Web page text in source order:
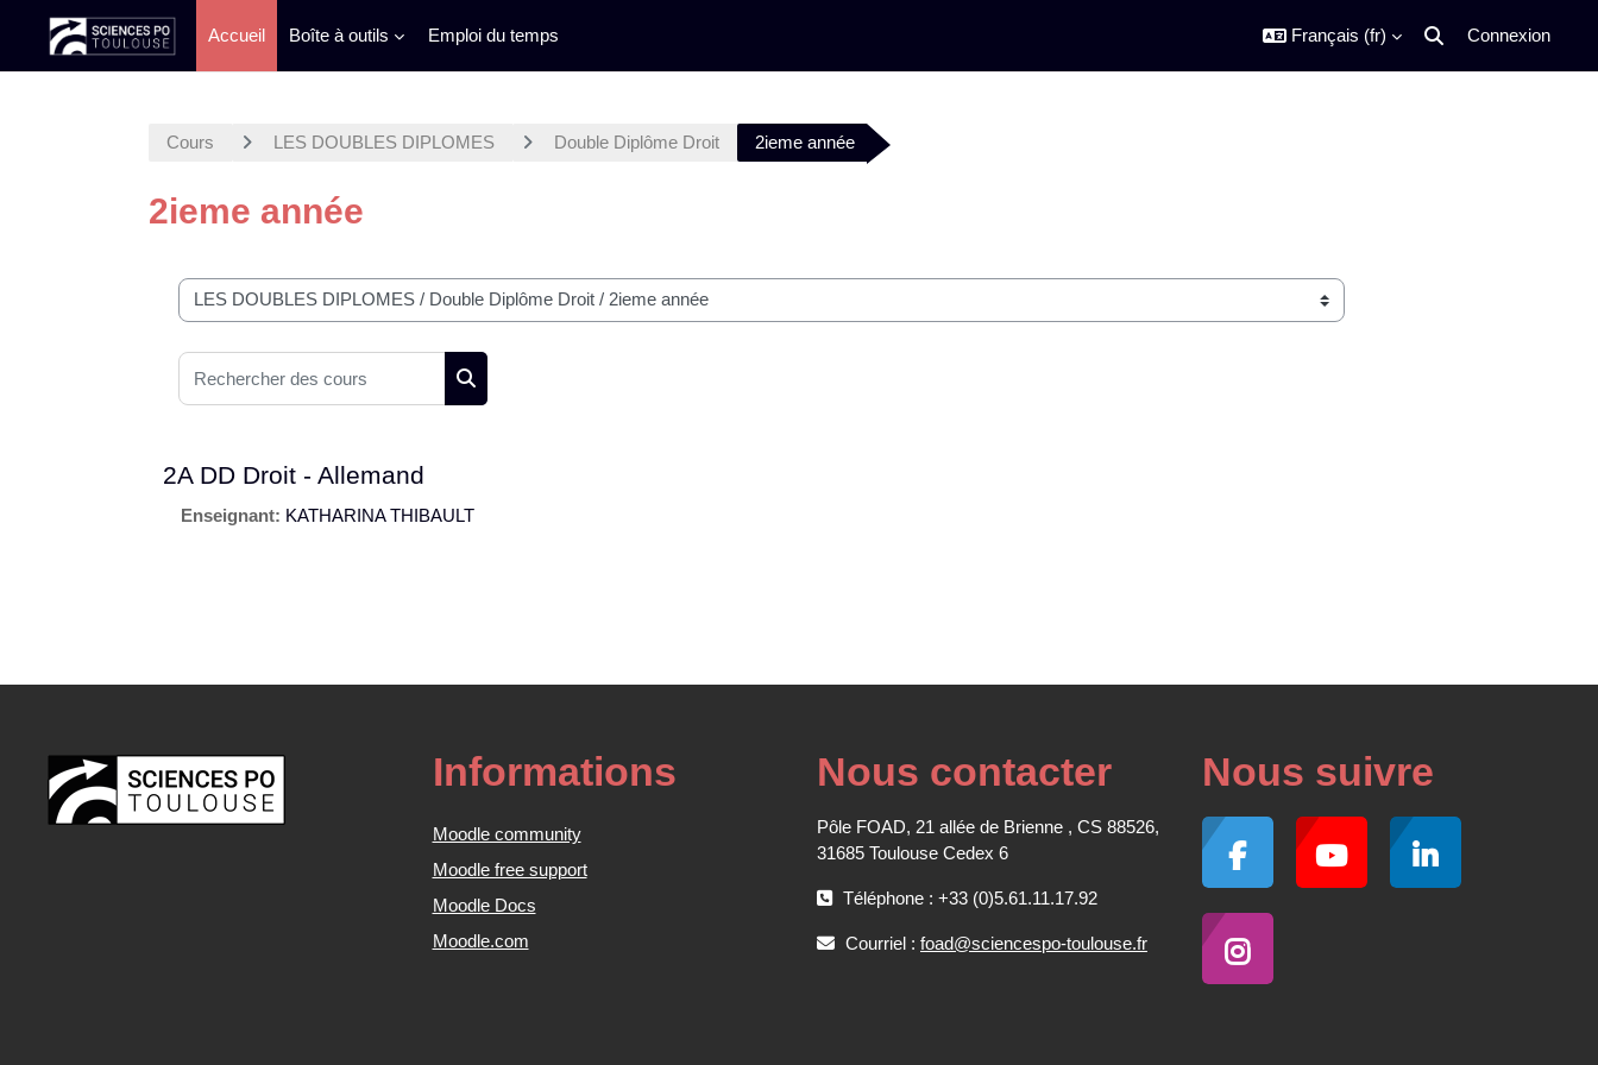
Accueil Boîte à outils Emploi du temps Français ‎(fr)‎
Activer/désactiver la
Connexion
Cours LES DOUBLES DIPLOMES Double Diplôme Droit 2ieme année
2ieme année
Catégories de cours
Rechercher des cours
2A DD Droit - Allemand
Enseignant: KATHARINA THIBAULT
Informations
Moodle community
Moodle free support
Moodle Docs
Moodle.com
Nous contacter
Pôle FOAD, 21 allée de Brienne , CS 88526,
31685 Toulouse Cedex 6
Téléphone : +33 (0)5.61.11.17.92
Courriel : foad@sciencespo-toulouse.fr
Nous suivre